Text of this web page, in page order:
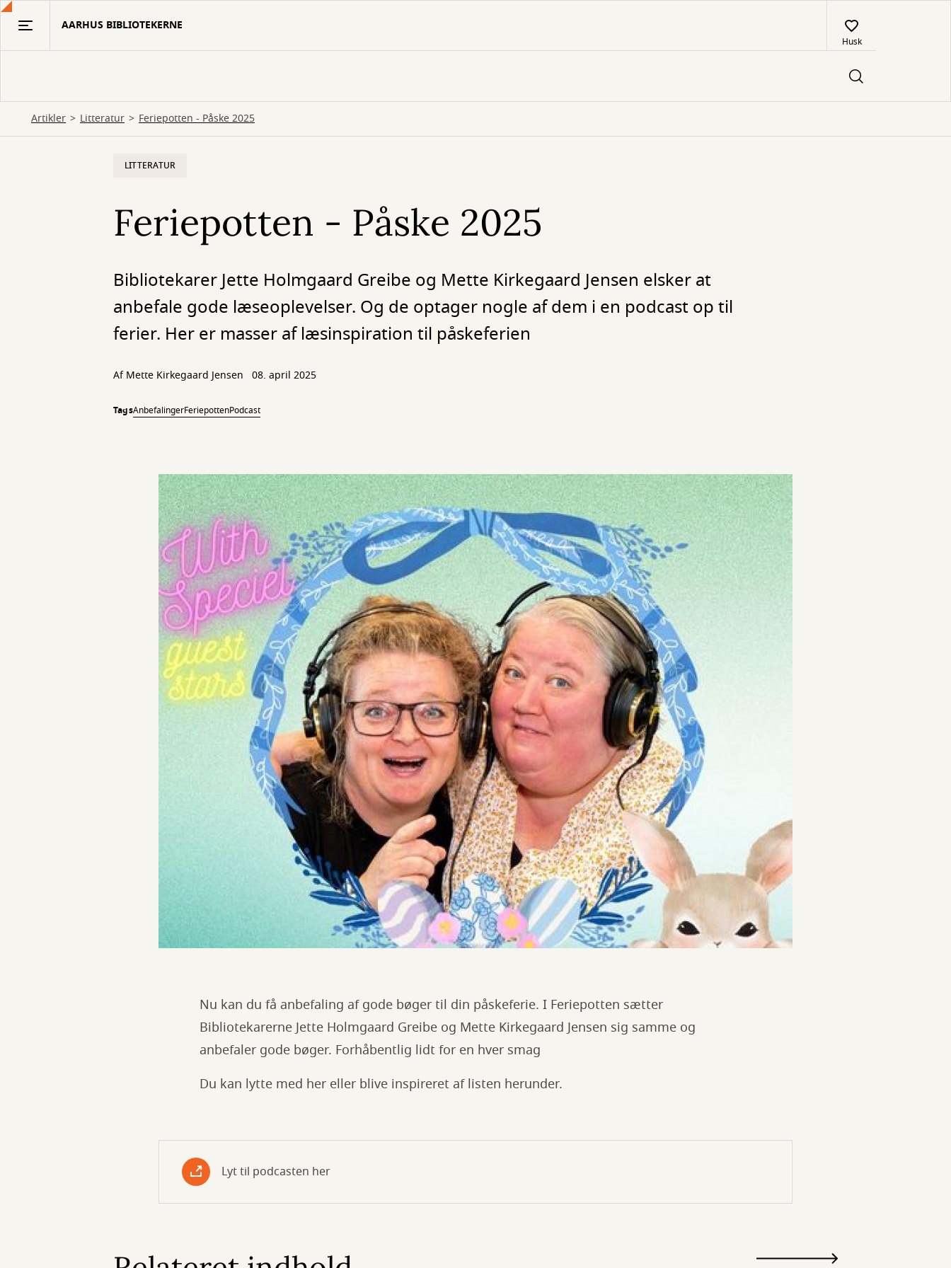
Gå
AARHUS BIBLIOTEKERNE
Husk
Artikler Litteratur Feriepotten - Påske 2025
LITTERATUR
Feriepotten - Påske 2025
Bibliotekarer Jette Holmgaard Greibe og Mette Kirkegaard Jensen elsker at
anbefale gode læseoplevelser. Og de optager nogle af dem i en podcast op til
ferier. Her er masser af læsinspiration til påskeferien
AfMette Kirkegaard Jensen 08. april 2025
TagsAnbefalingerFeriepottenPodcast
Nu kan du få anbefaling af gode bøger til din påskeferie. I Feriepotten sætter
Bibliotekarerne Jette Holmgaard Greibe og Mette Kirkegaard Jensen sig samme og
anbefaler gode bøger. Forhåbentlig lidt for en hver smag
Du kan lytte med her eller blive inspireret af listen herunder.
Lyt til podcasten her